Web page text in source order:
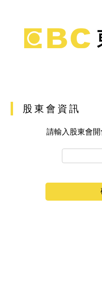
股東會資訊
請輸入股東會開